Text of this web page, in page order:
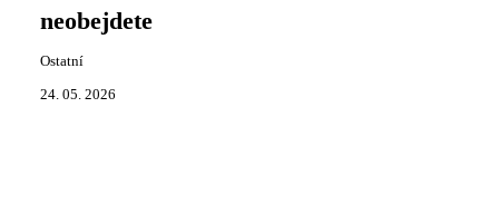
neobejdete
Ostatní
24. 05. 2026